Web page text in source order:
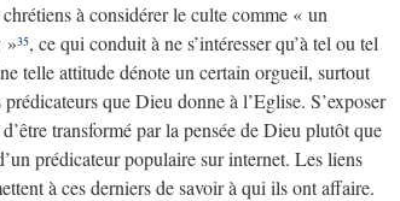
à considérer le culte comme « un
»35, ce qui conduit à ne s’intéresser qu’à tel ou tel
telle attitude dénote un certain orgueil, surtout
que Dieu donne à l’Eglise. S’exposer
transformé par la pensée de Dieu plutôt que
prédicateur populaire sur internet. Les liens
à ces derniers de savoir à qui ils ont affaire.